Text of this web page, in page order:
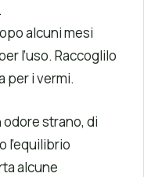
alcuni mesi
l’uso. Raccoglilo
per i vermi.
odore strano, di
l’equilibrio
alcune